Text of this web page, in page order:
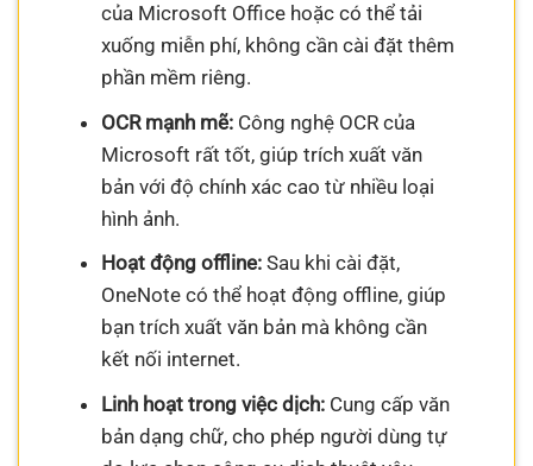
của Microsoft Office hoặc có thể tải
xuống miễn phí, không cần cài đặt thêm
phần mềm riêng.
OCR mạnh mẽ:Công nghệ OCR của
Microsoft rất tốt, giúp trích xuất văn
bản với độ chính xác cao từ nhiều loại
hình ảnh.
Hoạt động offline:Sau khi cài đặt,
OneNote có thể hoạt động offline, giúp
bạn trích xuất văn bản mà không cần
kết nối internet.
Linh hoạt trong việc dịch:Cung cấp văn
bản dạng chữ, cho phép người dùng tự